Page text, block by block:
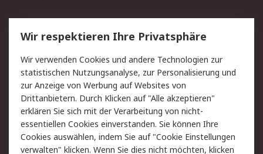
Service
Value Added Services
Lieferlösungen
Rücksendungen
Kontakt
Hilfe
Privatkunden
Rechtliches
AGB
Datenschutz
Cookie-Richtlinie
Zahlungsbedingungen
Wir respektieren Ihre Privatsphäre
Wir verwenden Cookies und andere Technologien zur
statistischen Nutzungsanalyse, zur Personalisierung und
zur Anzeige von Werbung auf Websites von
Drittanbietern. Durch Klicken auf "Alle akzeptieren"
erklären Sie sich mit der Verarbeitung von nicht-
essentiellen Cookies einverstanden. Sie können Ihre
Cookies auswählen, indem Sie auf "Cookie Einstellungen
verwalten" klicken. Wenn Sie dies nicht möchten, klicken